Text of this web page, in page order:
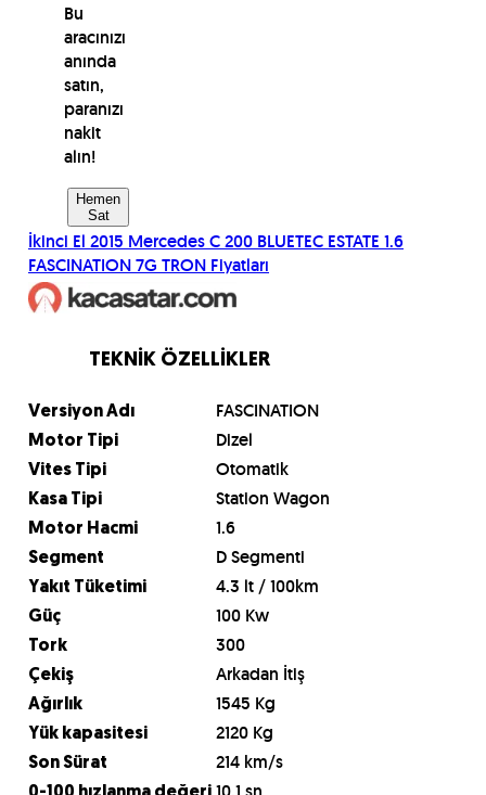
Bu
aracınızı
anında
satın,
paranızı
nakit
alın!
Hemen
Sat
İkinci El 2015 MercedesC 200 BLUETEC ESTATE 1.6
FASCINATION 7G TRON Fiyatları
TEKNİK ÖZELLİKLER
Versiyon Adı FASCINATION
Motor Tipi Dizel
Vites Tipi Otomatik
Kasa Tipi Station Wagon
Motor Hacmi 1.6
Segment D Segmenti
Yakıt Tüketimi 4.3 lt / 100km
Güç 100 Kw
Tork 300
Çekiş Arkadan İtiş
Ağırlık 1545 Kg
Yük kapasitesi 2120 Kg
Son Sürat 214 km/s